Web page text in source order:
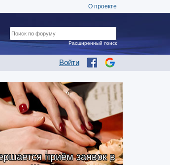
О проекте
Войти
Расширенный поиск
приём заявок в